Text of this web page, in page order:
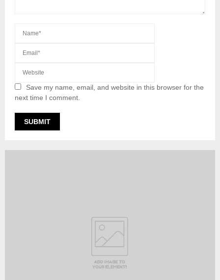
Save my name, email, and website in this browser for the
next time I comment.